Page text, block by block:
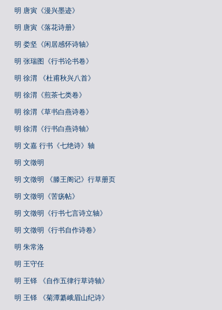
明 唐寅《漫兴墨迹》
明 唐寅《落花诗册》
明 娄坚《闲居感怀诗轴》
明 张瑞图《行书论书卷》
明 徐渭 《杜甫秋兴八首》
明 徐渭《煎茶七类卷》
明 徐渭《草书白燕诗卷》
明 徐渭《行书白燕诗轴》
明 文嘉 行书《七绝诗》轴
明 文徵明
明 文徵明 《滕王阁记》行草册页
明 文徵明《苦疡帖》
明 文徵明《行书七言诗立轴》
明 文徵明《行书自作诗卷》
明 朱常洛
明 王守任
明 王铎 《自作五律行草诗轴》
明 王铎 《菊潭纂峨眉山纪诗》